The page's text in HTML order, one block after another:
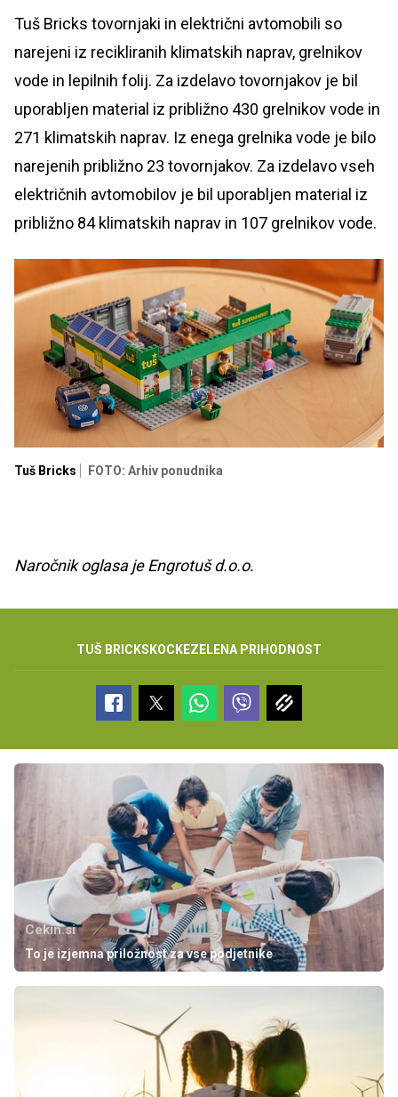
Tuš Bricks tovornjaki in električni avtomobili so
narejeni iz recikliranih klimatskih naprav, grelnikov
vode in lepilnih folij. Za izdelavo tovornjakov je bil
uporabljen material iz približno 430 grelnikov vode in
271 klimatskih naprav. Iz enega grelnika vode je bilo
narejenih približno 23 tovornjakov. Za izdelavo vseh
električnih avtomobilov je bil uporabljen material iz
približno 84 klimatskih naprav in 107 grelnikov vode.
Tuš Bricks FOTO: Arhiv ponudnika
Naročnik oglasa je Engrotuš d.o.o.
TUŠ BRICKS KOCKEZELENA PRIHODNOST
Cekin.si
To je izjemna priložnost za vse podjetnike